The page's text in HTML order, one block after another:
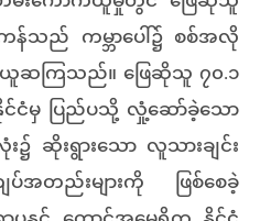
န်သည် ကမ္ဘာပေါ်၌ စစ်အလို
ယူဆကြသည်။ ဖြေဆိုသူ ၇၀.၁
ငံမှ ပြည်ပသို့ လှုံ့ဆော်ခဲ့သော
၌ ဆိုးရွားသော လူသားချင်း
အတည်းများကို ဖြစ်စေခဲ့